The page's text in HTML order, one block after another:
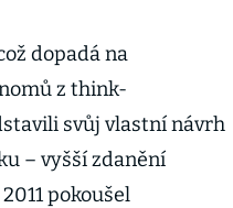
dopadá na
z think-
svůj vlastní návrh
– vyšší zdanění
pokoušel